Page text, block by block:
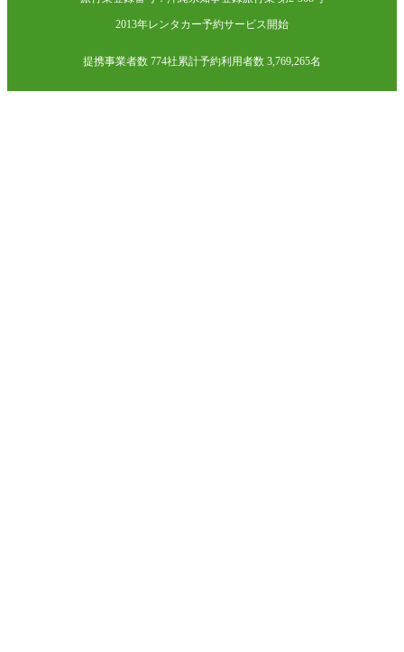
2013年レンタカー予約サービス開始
提携事業者数 774社累計予約利用者数 3,769,265名